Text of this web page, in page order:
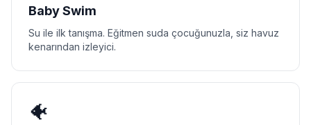
Baby Swim
Su ile ilk tanışma. Eğitmen suda çocuğunuzla, siz havuz
kenarından izleyici.
🐠